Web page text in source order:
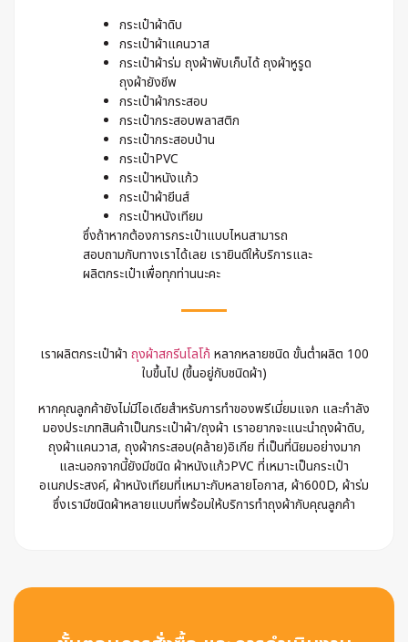
กระเป๋าผ้าดิบ
กระเป๋าผ้าแคนวาส
กระเป๋าผ้าร่ม ถุงผ้าพับเก็บได้ ถุงผ้าหูรูด
ถุงผ้ายังชีพ
กระเป๋าผ้ากระสอบ
กระเป๋ากระสอบพลาสติก
กระเป๋ากระสอบป่าน
กระเป๋าPVC
กระเป๋าหนังแก้ว
กระเป๋าผ้ายีนส์
กระเป๋าหนังเทียม
ซึ่งถ้าหากต้องการกระเป๋าแบบไหนสามารถ
สอบถามกับทางเราได้เลย เรายินดีให้บริการและ
ผลิตกระเป๋าเพื่อทุกท่านนะคะ
เราผลิตกระเป๋าผ้า ถุงผ้าสกรีนโลโก้ หลากหลายชนิด ขั้นต่ำผลิต 100
ใบขึ้นไป (ขึ้นอยู่กับชนิดผ้า)
หากคุณลูกค้ายังไม่มีไอเดียสำหรับการทำของพรีเมี่ยมแจก และกำลัง
มองประเภทสินค้าเป็นกระเป๋าผ้า/ถุงผ้า เราอยากจะแนะนำถุงผ้าดิบ,
ถุงผ้าแคนวาส, ถุงผ้ากระสอบ(คล้าย)อิเกีย ที่เป็นที่นิยมอย่างมาก
และนอกจากนี้ยังมีชนิด ผ้าหนังแก้วPVC ที่เหมาะเป็นกระเป๋า
อเนกประสงค์, ผ้าหนังเทียมที่เหมาะกับหลายโอกาส, ผ้า600D, ผ้าร่ม
ซึ่งเรามีชนิดผ้าหลายแบบที่พร้อมให้บริการทำถุงผ้ากับคุณลูกค้า